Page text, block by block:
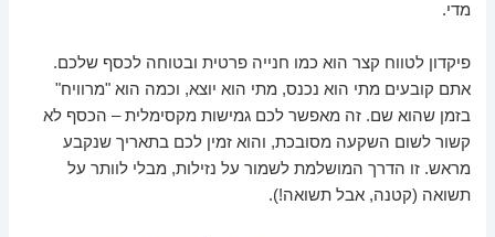
מדי.
פיקדון לטווח קצר הוא כמו חנייה פרטית ובטוחה לכסף שלכם.
אתם קובעים מתי הוא נכנס, מתי הוא יוצא, וכמה הוא "מרוויח"
בזמן שהוא שם. זה מאפשר לכם גמישות מקסימלית – הכסף לא
קשור לשום השקעה מסובכת, והוא זמין לכם בתאריך שנקבע
מראש. זו הדרך המושלמת לשמור על נזילות, מבלי לוותר על
תשואה (קטנה, אבל תשואה!).